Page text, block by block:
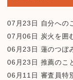
07月23日
自分への
07月06日 炭火を囲
06月23日 蓮のつぼ
06月23日 推薦のこ
06月11日 審査員特